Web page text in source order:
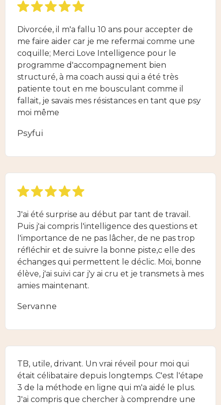
Divorcée, il m'a fallu 10 ans pour accepter de
me faire aider car je me refermai comme une
coquille; Merci Love Intelligence pour le
programme d'accompagnement bien
structuré, à ma coach aussi qui a été très
patiente tout en me bousculant comme il
fallait, je savais mes résistances en tant que psy
moi même
Psyfui
J'ai été surprise au début par tant de travail.
Puis j'ai compris l'intelligence des questions et
l'importance de ne pas lâcher, de ne pas trop
réfléchir et de suivre la bonne piste,c elle des
échanges qui permettent le déclic. Moi, bonne
élève, j'ai suivi car j'y ai cru et je transmets à mes
amies maintenant.
Servanne
TB, utile, drivant. Un vrai réveil pour moi qui
était célibataire depuis longtemps. C'est l'étape
3 de la méthode en ligne qui m'a aidé le plus.
J'ai compris que chercher à comprendre une